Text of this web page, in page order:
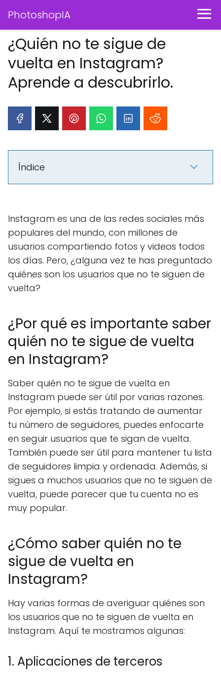
PhotoshopIA
¿Quién no te sigue de
vuelta en Instagram?
Aprende a descubrirlo.
Índice
Instagram es una de las redes sociales más
populares del mundo, con millones de
usuarios compartiendo fotos y videos todos
los días. Pero, ¿alguna vez te has preguntado
quiénes son los usuarios que no te siguen de
vuelta?
¿Por qué es importante saber
quién no te sigue de vuelta
en Instagram?
Saber quién no te sigue de vuelta en
Instagram puede ser útil por varias razones.
Por ejemplo, si estás tratando de aumentar
tu número de seguidores, puedes enfocarte
en seguir usuarios que te sigan de vuelta.
También puede ser útil para mantener tu lista
de seguidores limpia y ordenada. Además, si
sigues a muchos usuarios que no te siguen de
vuelta, puede parecer que tu cuenta no es
muy popular.
¿Cómo saber quién no te
sigue de vuelta en
Instagram?
Hay varias formas de averiguar quiénes son
los usuarios que no te siguen de vuelta en
Instagram. Aquí te mostramos algunas:
1. Aplicaciones de terceros